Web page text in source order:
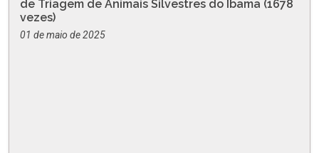
de Triagem de Animais Silvestres do Ibama (1678
vezes)
01 de maio de 2025